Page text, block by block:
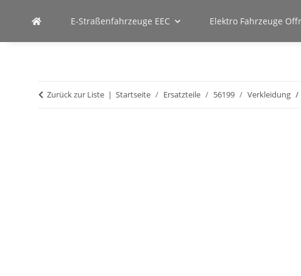
E-Straßenfahrzeuge EEC Elektro Fahrzeuge
Zurück zur Liste Startseite Ersatzteile 56199 Verkleidung